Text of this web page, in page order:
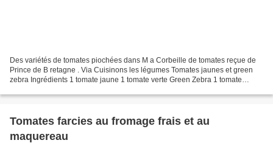
Des variétés de tomates piochées dans M a Corbeille de tomates reçue de
Prince de B retagne . Via Cuisinons les légumes Tomates jaunes et green
zebra Ingrédients 1 tomate jaune 1 tomate verte Green Zebra 1 tomate
Tomates farcies au fromage frais et au
maquereau